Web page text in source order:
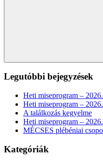
Legutóbbi bejegyzések
Heti miseprogram –
Heti miseprogram –
A találkozás kegyelme
Heti miseprogram –
MÉCSES plébéniai
Kategóriák